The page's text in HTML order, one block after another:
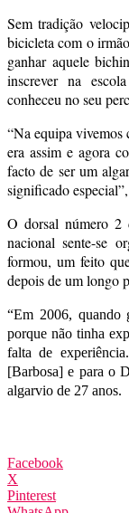
Sem tradição
bicicleta com o
ganhar aquele
inscrever na
conheceu no seu
“Na equipa vivemos
era assim e agora
facto de ser um
significado
O dorsal número 2
nacional sente-se
formou, um feito
depois de um longo
“Em 2006, quando
porque não tinha
falta de
[Barbosa] e para o
algarvio de 27 anos.
Facebook
X
Pinterest